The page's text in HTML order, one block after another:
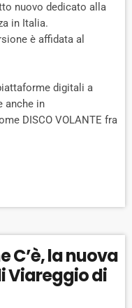
nuovo dedicato alla
in Italia.
è affidata al
digitali a
anche in
DISCO VOLANTE fra
C’è, la nuova
Viareggio di